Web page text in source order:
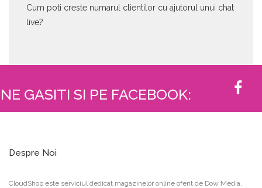
Cum poti creste numarul clientilor cu ajutorul unui chat
live?
NE GASITI SI PE FACEBOOK:
Despre Noi
CloudShop este serviciul dedicat magazinelor online oferit de Dow Media.